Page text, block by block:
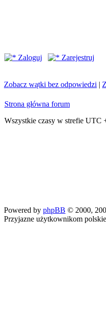
Zaloguj
Zarejestruj
Zobacz wątki bez odpowiedzi |
Strona główna forum
Wszystkie czasy w strefie UTC
Powered by phpBB © 2000,
Przyjazne użytkownikom